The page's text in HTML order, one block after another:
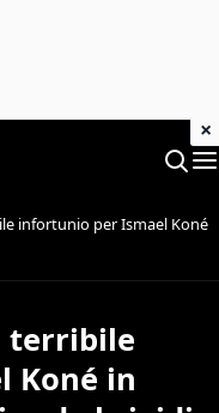
infortunio per Ismael Koné
terribile
Koné in
×